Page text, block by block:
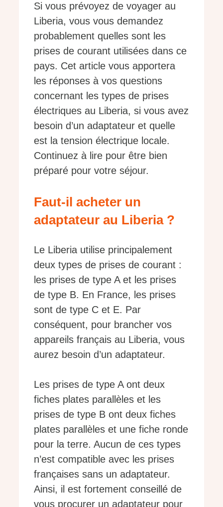
Si vous prévoyez de voyager au
Liberia, vous vous demandez
probablement quelles sont les
prises de courant utilisées dans ce
pays. Cet article vous apportera
les réponses à vos questions
concernant les types de prises
électriques au Liberia, si vous avez
besoin d’un adaptateur et quelle
est la tension électrique locale.
Continuez à lire pour être bien
préparé pour votre séjour.
Faut-il acheter un
adaptateur au Liberia ?
Le Liberia utilise principalement
deux types de prises de courant :
les prises de type A et les prises
de type B. En France, les prises
sont de type C et E. Par
conséquent, pour brancher vos
appareils français au Liberia, vous
aurez besoin d’un adaptateur.
Les prises de type A ont deux
fiches plates parallèles et les
prises de type B ont deux fiches
plates parallèles et une fiche ronde
pour la terre. Aucun de ces types
n’est compatible avec les prises
françaises sans un adaptateur.
Ainsi, il est fortement conseillé de
vous procurer un adaptateur pour